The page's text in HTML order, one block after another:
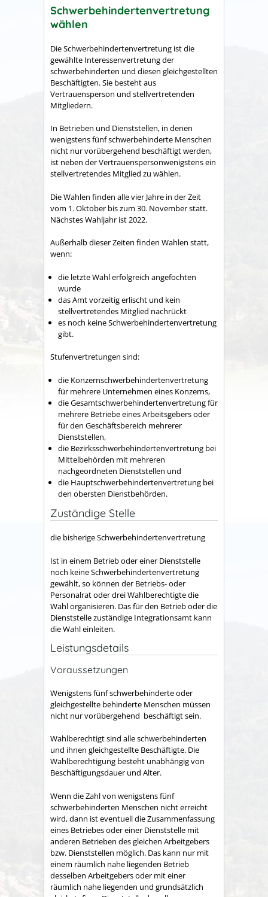
Schwerbehindertenvertretung
wählen
Die Schwerbehindertenvertretung ist die
gewählte Interessenvertretung der
schwerbehinderten und diesen gleichgestellten
Beschäftigten. Sie besteht aus
Vertrauensperson und stellvertretenden
Mitgliedern.
In Betrieben und Dienststellen, in denen
wenigstens fünf schwerbehinderte Menschen
nicht nur vorübergehend beschäftigt werden,
ist neben der Vertrauenspersonwenigstens ein
stellvertretendes Mitglied zu wählen.
Die Wahlen finden alle vier Jahre in der Zeit
vom 1. Oktober bis zum 30. November statt.
Nächstes Wahljahr ist 2022.
Außerhalb dieser Zeiten finden Wahlen statt,
wenn:
die letzte Wahl erfolgreich angefochten
wurde
das Amt vorzeitig erlischt und kein
stellvertretendes Mitglied nachrückt
es noch keine Schwerbehindertenvertretung
gibt.
Stufenvertretungen sind:
die Konzernschwerbehindertenvertretung
für mehrere Unternehmen eines Konzerns,
die Gesamtschwerbehindertenvertretung für
mehrere Betriebe eines Arbeitsgebers oder
für den Geschäftsbereich mehrerer
Dienststellen,
die Bezirksschwerbehindertenvertretung bei
Mittelbehörden mit mehreren
nachgeordneten Dienststellen und
die Hauptschwerbehindertenvertretung bei
den obersten Dienstbehörden.
Zuständige Stelle
die bisherige Schwerbehindertenvertretung
Ist in einem Betrieb oder einer Dienststelle
noch keine Schwerbehindertenvertretung
gewählt, so können der Betriebs- oder
Personalrat oder drei Wahlberechtigte die
Wahl organisieren. Das für den Betrieb oder die
Dienststelle zuständige Integrationsamt kann
die Wahl einleiten.
Leistungsdetails
Voraussetzungen
Wenigstens fünf schwerbehinderte oder
gleichgestellte behinderte Menschen müssen
nicht nur vorübergehend beschäftigt sein.
Wahlberechtigt sind alle schwerbehinderten
und ihnen gleichgestellte Beschäftigte. Die
Wahlberechtigung besteht unabhängig von
Beschäftigungsdauer und Alter.
Wenn die Zahl von wenigstens fünf
schwerbehinderten Menschen nicht erreicht
wird, dann ist eventuell die Zusammenfassung
eines Betriebes oder einer Dienststelle mit
anderen Betrieben des gleichen Arbeitgebers
bzw. Dienststellen möglich. Das kann nur mit
einem räumlich nahe liegenden Betrieb
desselben Arbeitgebers oder mit einer
räumlich nahe liegenden und grundsätzlich